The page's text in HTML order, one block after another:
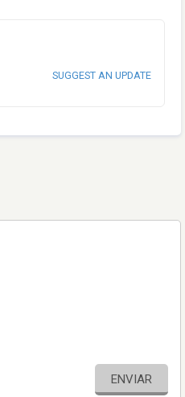
SUGGEST AN UPDATE
ENVIAR